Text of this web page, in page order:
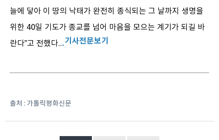
늘에 닿아 이 땅의 낙태가 완전히 종식되는 그 날까지 생명을
위한 40일 기도가 종교를 넘어 마음을 모으는 계기가 되길 바
란다”고 전했다...기사전문보기
출처 : 가톨릭평화신문